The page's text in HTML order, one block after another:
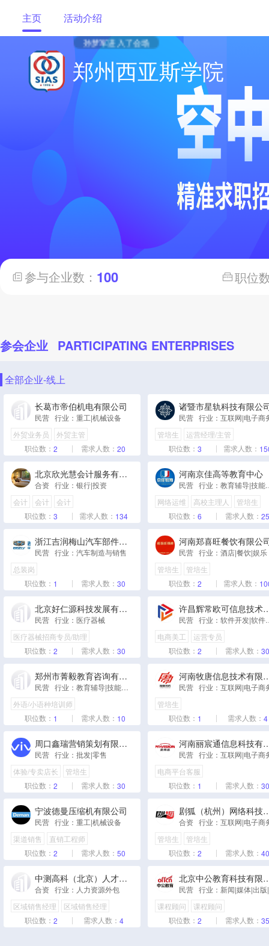
主页 活动介绍
孙梦军进入了会场
郑州西亚斯学院
参与企业数： 100 职位
参会企业 PARTICIPATING ENTERPRISES
全部企业-线上
长葛市帝伯机电有限公司
民营 行业：重工|机械设备
外贸业务员
外贸主管
职位数： 2 需求人数： 20
诸暨市星轨科技有限公
民营 行业：互联网|电子商
管培生
运营经理/主管
电商运营专员
职位数： 3 需求人数：
北京欣光慧会计服务有限公司
合资 行业：银行|投资
会计
会计
会计
职位数： 3 需求人数： 134
河南京佳高等教育中心
网络运维
高校主理人
管培生
职位数： 6 需求人数： 25
浙江吉润梅山汽车部件有限公司
民营 行业：汽车制造与销售
总装岗
职位数： 1 需求人数： 30
河南郑喜旺餐饮有限公
民营 行业：酒店|餐饮|娱乐
管培生
管培生
职位数： 2 需求人数：
北京好仁源科技发展有限公司
民营 行业：医疗器械
医疗器械招商专员/助理
市场调研专员/助理
职位数： 2 需求人数： 30
许昌辉常欧可
电商美工
运营专员
职位数： 2 需求人数： 30
郑州市菁毅教育咨询有限公司
外语/小语种培训师
职位数： 1 需求人数： 10
河南牧唐信息
民营 行业：互联网|电子商
管培生
职位数： 1 需求人数： 4
周口鑫瑞营销策划有限公司
民营 行业：批发|零售
体验/专卖店长
管培生
职位数： 2 需求人数： 30
河南丽宸通
民营 行业：互联网|电子商
电商平台客服
职位数： 1 需求人数： 30
宁波德曼压缩机有限公司
民营 行业：重工|机械设备
渠道销售
直销工程师
职位数： 2 需求人数： 50
剧狐（杭州）
合资 行业：互联网|电子商
管培生
管培生
职位数： 2 需求人数： 40
中测高科（北京）人才测评中心有限公司
合资 行业：人力资源外包
区域销售经理
区域销售经理
职位数： 2 需求人数： 4
北京中公教育科
课程顾问
课程顾问
职位数： 2 需求人数： 35